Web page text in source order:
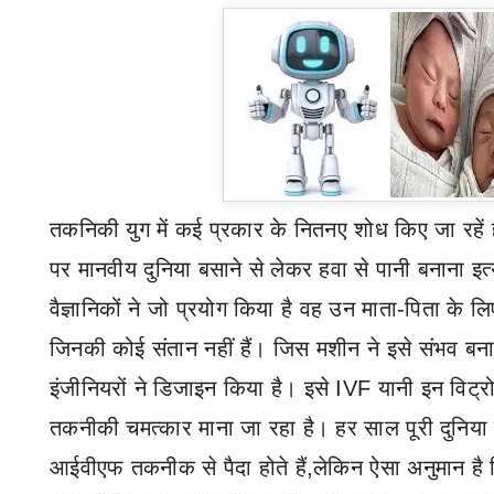
तकनिकी युग में कई प्रकार के नितनए शोध किए जा रहें
पर मानवीय दुनिया बसाने से लेकर हवा से पानी बनाना
वैज्ञानिकों ने जो प्रयोग किया है वह उन माता-पिता के
जिनकी कोई संतान नहीं हैं। जिस मशीन ने इसे संभव
इंजीनियरों ने डिजाइन किया है। इसे IVFयानी इन
तकनीकी चमत्कार माना जा रहा है। हर साल पूरी
आईवीएफ तकनीक से पैदा होते हैं,लेकिन ऐसा अनुमान है